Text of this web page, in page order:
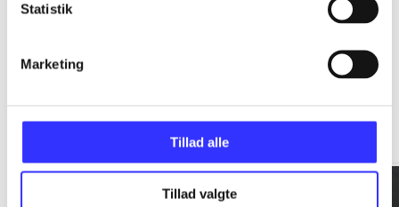
Statistik
Marketing
Tillad alle
Tillad valgte
Gå til serien